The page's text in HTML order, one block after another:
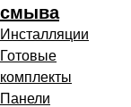
смыва
Инсталляции
Готовые
комплекты
Панели